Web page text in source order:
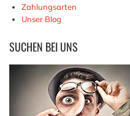
Zahlungsarten
Unser Blog
SUCHEN BEI UNS